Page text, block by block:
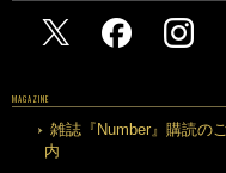
MAGAZINE
雑誌『Number』購読の
内